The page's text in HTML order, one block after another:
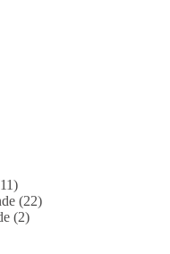
über
zum
[...]
ein-
um eine
(22)
(2)